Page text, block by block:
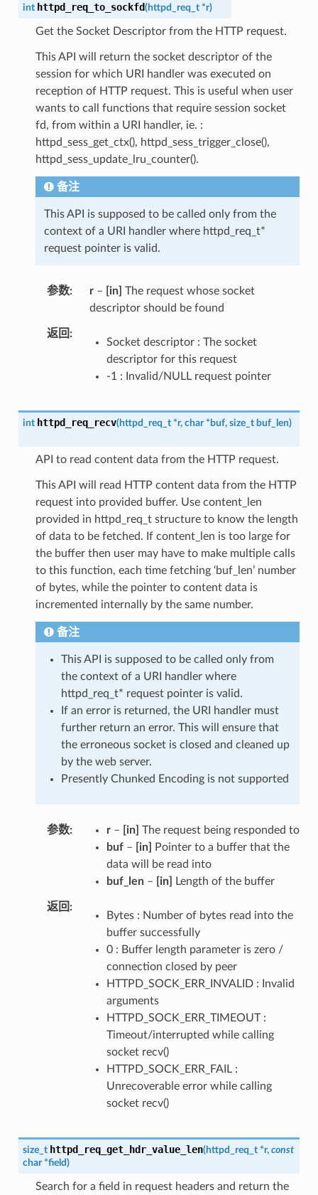
int httpd_req_to_sockfd(httpd_req_t *r)
Get the Socket Descriptor from the HTTP request.
This API will return the socket descriptor of the
session for which URI handler was executed on
reception of HTTP request. This is useful when user
wants to call functions that require session socket
fd, from within a URI handler, ie. :
httpd_sess_get_ctx(), httpd_sess_trigger_close(),
httpd_sess_update_lru_counter().
备注
This API is supposed to be called only from the
context of a URI handler where httpd_req_t*
request pointer is valid.
参数 r– [in] The request whose socket
descriptor should be found
返回
Socket descriptor : The socket
descriptor for this request
-1 : Invalid/NULL request pointer
int httpd_req_recv(httpd_req_t *r, char * buf, size_t buf_len)
API to read content data from the HTTP request.
This API will read HTTP content data from the HTTP
request into provided buffer. Use content_len
provided in httpd_req_t structure to know the length
of data to be fetched. If content_len is too large for
the buffer then user may have to make multiple calls
to this function, each time fetching ‘buf_len’ number
of bytes, while the pointer to content data is
incremented internally by the same number.
备注
This API is supposed to be called only from
the context of a URI handler where
httpd_req_t* request pointer is valid.
If an error is returned, the URI handler must
further return an error. This will ensure that
the erroneous socket is closed and cleaned up
by the web server.
Presently Chunked Encoding is not supported
参数 r– [in] The request being responded to
buf– [in]
Pointer to a buffer that the
data will be read into
buf_len– [in] Length of the buffer
返回
Bytes : Number of bytes read into the
buffer successfully
0 : Buffer length parameter is zero /
connection closed by peer
HTTPD_SOCK_ERR_INVALID : Invalid
arguments
HTTPD_SOCK_ERR_TIMEOUT :
Timeout/interrupted while calling
socket recv()
HTTPD_SOCK_ERR_FAIL :
Unrecoverable error while calling
socket recv()
size_t httpd_req_get_hdr_value_len(httpd_req_t *r, const
char *field)
Search for a field in request headers and return the